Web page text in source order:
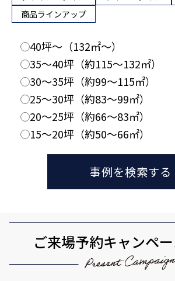
商品ラインアップ
40坪〜（132㎡〜）
35〜40坪（約115〜132㎡）
30〜35坪（約99〜115㎡）
25〜30坪（約83〜99㎡）
20〜25坪（約66〜83㎡）
15〜20坪（約50〜66㎡）
事例を検索する
ご来場予約キャンペ